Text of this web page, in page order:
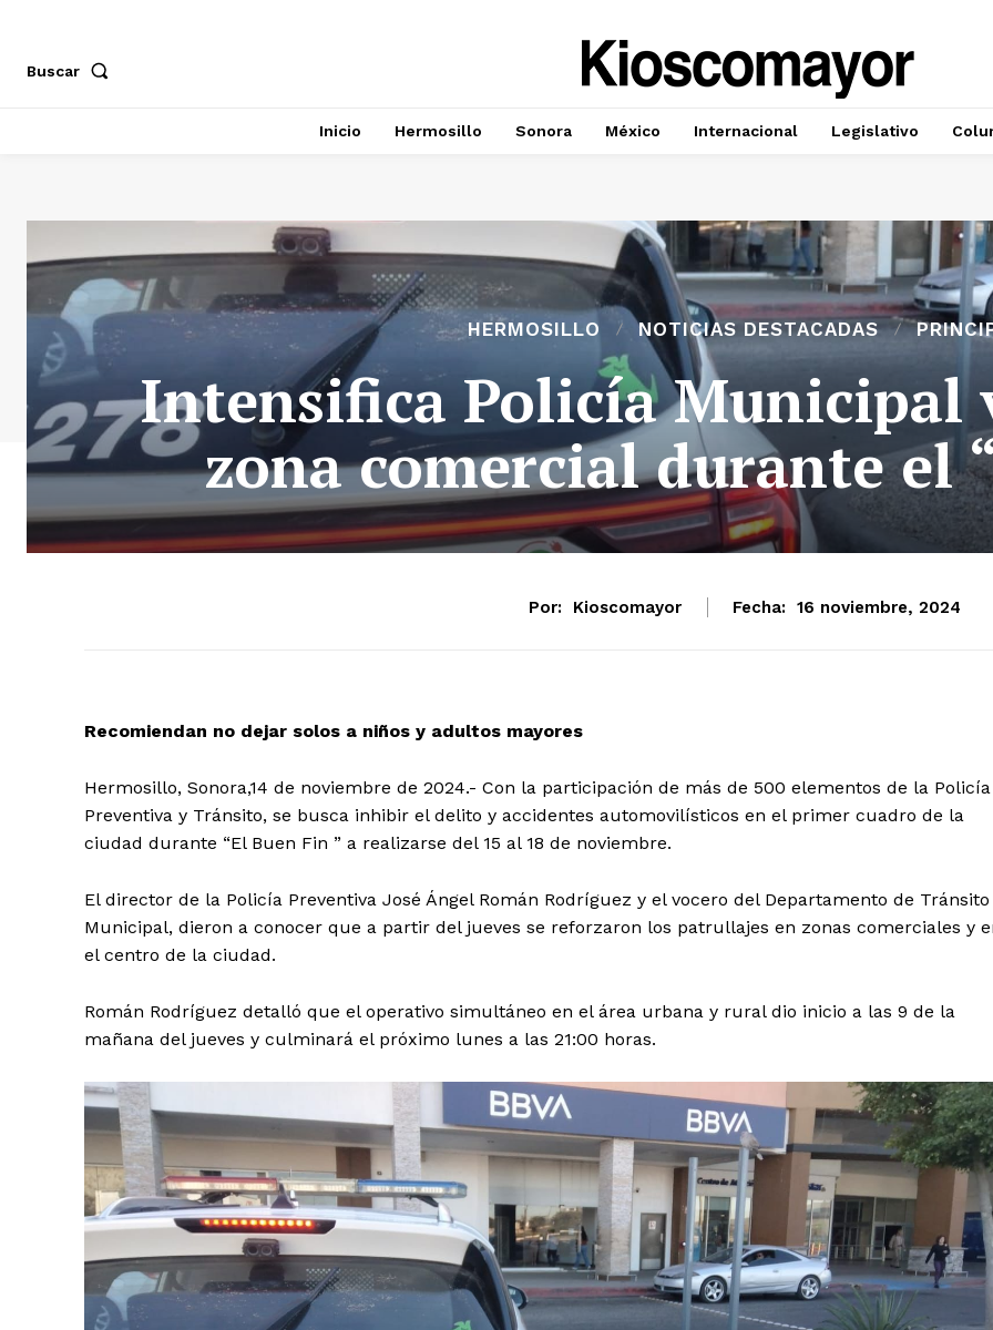
Buscar
Inicio Hermosillo Sonora México Internacional Legislativo
HERMOSILLO NOTICIAS DESTACADAS
Intensifica Policía Municipal
zona comercial durante el
Por: Kioscomayor Fecha: 16 noviembre, 2024
Recomiendan no dejar solos a niños y adultos mayores
Hermosillo, Sonora,14 de noviembre de 2024.- Con la participación de más de 500 elementos de la Policía
Preventiva y Tránsito, se busca inhibir el delito y accidentes automovilísticos en el primer cuadro de la
ciudad durante “El Buen Fin ” a realizarse del 15 al 18 de noviembre.
El director de la Policía Preventiva José Ángel Román Rodríguez y el vocero del Departamento de Tránsito
Municipal, dieron a conocer que a partir del jueves se reforzaron los patrullajes en zonas comerciales y
el centro de la ciudad.
Román Rodríguez detalló que el operativo simultáneo en el área urbana y rural dio inicio a las 9 de la
mañana del jueves y culminará el próximo lunes a las 21:00 horas.